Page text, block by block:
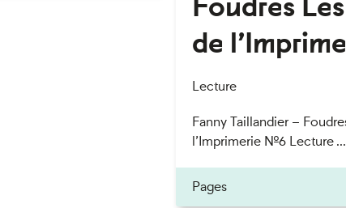
de
Lecture
Fanny Taillandier –
l’Imprimerie n°6 Lecture ...
Pages